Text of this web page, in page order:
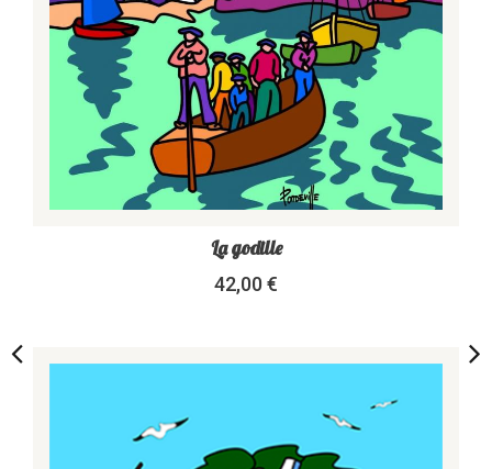
La godille
42,00 €